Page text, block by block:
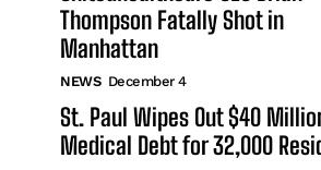
Thompson Fatally Shot in
Manhattan
NEWS December 4
St. Paul Wipes Out $40
Medical Debt for 32,000